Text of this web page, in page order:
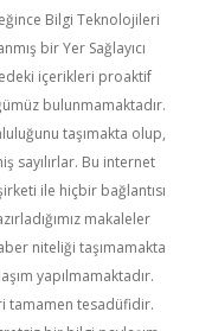
Bilgi Teknolojileri
bir Yer Sağlayıcı
içerikleri proaktif
bulunmamaktadır.
taşımakta olup,
sayılırlar. Bu internet
ile hiçbir bağlantısı
makaleler
niteliği taşımamakta
yapılmamaktadır.
tamamen tesadüfidir.